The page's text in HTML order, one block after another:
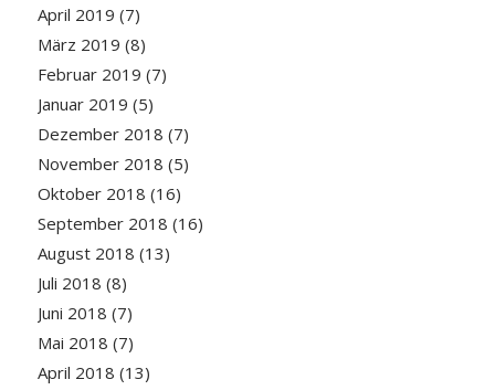
April 2019 (7)
März 2019 (8)
Februar 2019 (7)
Januar 2019 (5)
Dezember 2018 (7)
November 2018 (5)
Oktober 2018 (16)
September 2018 (16)
August 2018 (13)
Juli 2018 (8)
Juni 2018 (7)
Mai 2018 (7)
April 2018 (13)